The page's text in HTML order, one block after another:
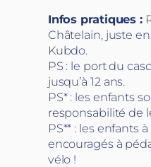
Infos pratiques :
Châtelain, juste
Kubdo.
PS : le port du
jusqu’à 12 ans.
PS* : les enfants
responsabilité de
PS** : les enfants
encouragés à
vélo !